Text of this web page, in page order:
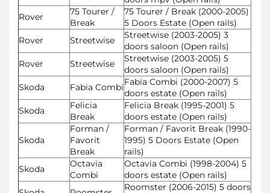
Rover
75 Tourer /
Break
75 Tourer / Break (2000-2005)
5 Doors Estate (Open rails)
Rover
Streetwise
Streetwise (2003-2005) 3
doors saloon (Open rails)
Rover
Streetwise
Streetwise (2003-2005) 5
doors saloon (Open rails)
Skoda
Fabia CombiFabia Combi (2000-2007) 5
doors estate (Open rails)
Skoda
Felicia
Break
Felicia Break (1995-2001) 5
doors estate (Open rails)
Skoda
Forman /
Favorit
Break
Forman / Favorit Break (1990-
1995) 5 Doors Estate (Open
rails)
Skoda
Octavia
Combi
Octavia Combi (1998-2004) 5
doors estate (Open rails)
Roomster (2006-2015) 5 doors